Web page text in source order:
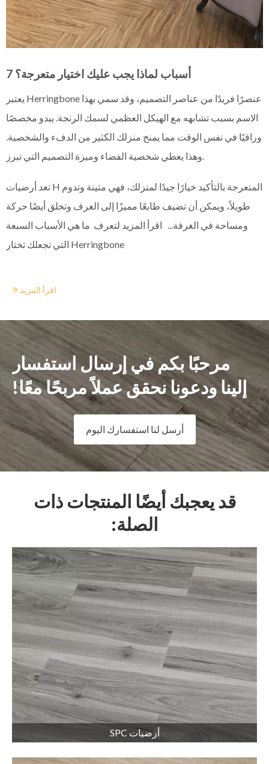
يعتبر Herringbone عنصرًا فريدًا من عناصر التصميم، وقد سمي بهذا
الاسم بسبب تشابهه مع الهيكل العظمي لسمك الرنجة. يبدو مخصصًا
وراقيًا في نفس الوقت مما يمنح منزلك الكثير من الدفء والشخصية.
تعد أرضيات H المتعرجة بالتأكيد خيارًا جيدًا لمنزلك، فهي متينة وتدوم
طويلاً، ويمكن أن تضيف طابعًا مميزًا إلى الغرف وتخلق أيضًا حركة
ومساحة في الغرفة... اقرأ المزيد لتعرف ما هي الأسباب السبعة
التي تجعلك تختار Herringbone
اقرأ المزيد
مرحبًا بكم في إرسال استفسار
إلينا ودعونا نحقق عملاً مربحًا معًا!
أرسل لنا استفسارك اليوم
قد يعجبك أيضًا المنتجات ذات
الصلة:
أرضيات SPC